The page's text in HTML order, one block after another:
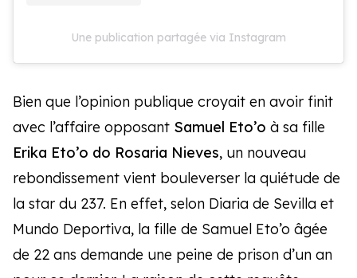
Une publication partagée via Instagram
Bien que l’opinion publique croyait en avoir finit
avec l’affaire opposant Samuel Eto’o à sa fille
Erika Eto’o do Rosaria Nieves, un nouveau
rebondissement vient bouleverser la quiétude de
la star du 237. En effet, selon Diaria de Sevilla et
Mundo Deportiva, la fille de Samuel Eto’o âgée
de 22 ans demande une peine de prison d’un an